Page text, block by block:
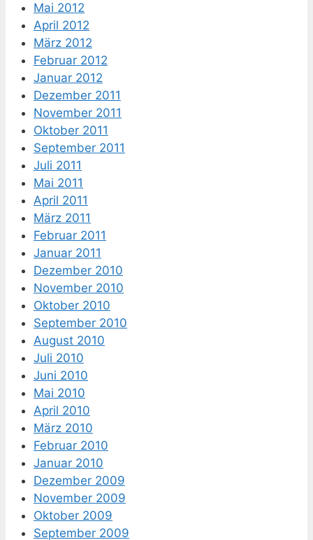
Mai 2012
April 2012
März 2012
Februar 2012
Januar 2012
Dezember 2011
November 2011
Oktober 2011
September 2011
Juli 2011
Mai 2011
April 2011
März 2011
Februar 2011
Januar 2011
Dezember 2010
November 2010
Oktober 2010
September 2010
August 2010
Juli 2010
Juni 2010
Mai 2010
April 2010
März 2010
Februar 2010
Januar 2010
Dezember 2009
November 2009
Oktober 2009
September 2009